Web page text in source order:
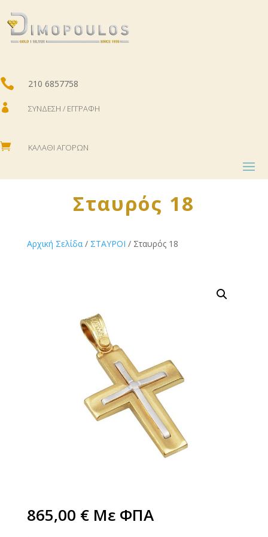
 210 6857758
 ΣΎΝΔΕΣΗ / ΕΓΓΡΑΦΉ
 ΚΑΛΆΘΙ ΑΓΟΡΏΝ
Σταυρός 18
Αρχική Σελίδα/ ΣΤΑΥΡΟΙ / Σταυρός 18
865,00 € Με ΦΠΑ